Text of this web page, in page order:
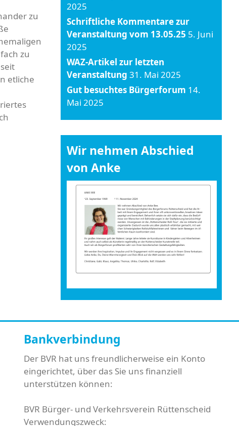
zu
zu
etliche
2025
Schriftliche Kommentare zur
Veranstaltung vom 13.05.25 5. Juni
2025
WAZ-Artikel zur letzten
Veranstaltung 31. Mai 2025
Gut besuchtes Bürgerforum 14.
Mai 2025
Wir nehmen Abschied
von Anke
Bankverbindung
Der BVR hat uns freundlicherweise ein Konto
eingerichtet, über das Sie uns finanziell
unterstützen können:
BVR Bürger- und Verkehrsverein Rüttenscheid
Verwendungszweck: